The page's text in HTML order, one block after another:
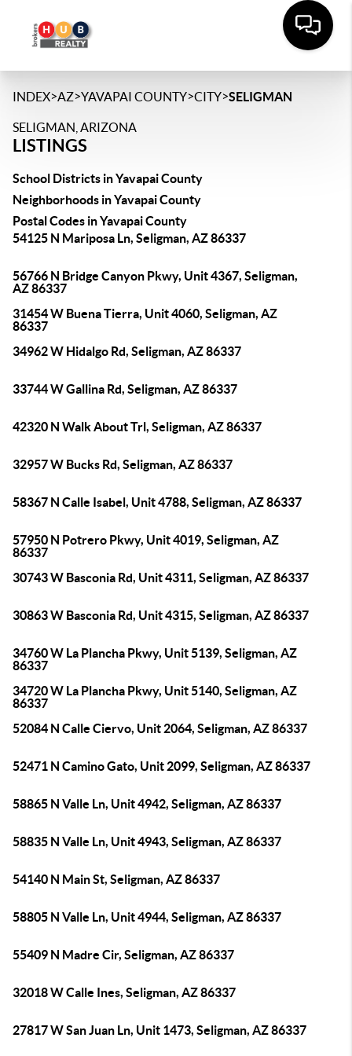
INDEX>AZ>YAVAPAI COUNTY>CITY>SELIGMAN
SELIGMAN, ARIZONA
LISTINGS
School Districts in Yavapai County
Neighborhoods in Yavapai County
Postal Codes in Yavapai County
54125 N Mariposa Ln, Seligman, AZ 86337
56766 N Bridge Canyon Pkwy, Unit 4367, Seligman,
AZ 86337
31454 W Buena Tierra, Unit 4060, Seligman, AZ
86337
34962 W Hidalgo Rd, Seligman, AZ 86337
33744 W Gallina Rd, Seligman, AZ 86337
42320 N Walk About Trl, Seligman, AZ 86337
32957 W Bucks Rd, Seligman, AZ 86337
58367 N Calle Isabel, Unit 4788, Seligman, AZ 86337
57950 N Potrero Pkwy, Unit 4019, Seligman, AZ
86337
30743 W Basconia Rd, Unit 4311, Seligman, AZ 86337
30863 W Basconia Rd, Unit 4315, Seligman, AZ 86337
34760 W La Plancha Pkwy, Unit 5139, Seligman, AZ
86337
34720 W La Plancha Pkwy, Unit 5140, Seligman, AZ
86337
52084 N Calle Ciervo, Unit 2064, Seligman, AZ 86337
52471 N Camino Gato, Unit 2099, Seligman, AZ 86337
58865 N Valle Ln, Unit 4942, Seligman, AZ 86337
58835 N Valle Ln, Unit 4943, Seligman, AZ 86337
54140 N Main St, Seligman, AZ 86337
58805 N Valle Ln, Unit 4944, Seligman, AZ 86337
55409 N Madre Cir, Seligman, AZ 86337
32018 W Calle Ines, Seligman, AZ 86337
27817 W San Juan Ln, Unit 1473, Seligman, AZ 86337